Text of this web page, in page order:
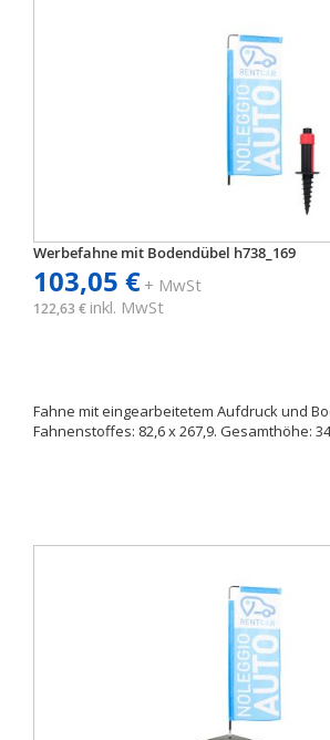
Werbefahne mit Bodendübel h738_169
103,05 €+ MwSt
122,63 € inkl. MwSt
Fahne mit eingearbeitetem Aufdruck und
Fahnenstoffes: 82,6 x 267,9. Gesamthöhe: